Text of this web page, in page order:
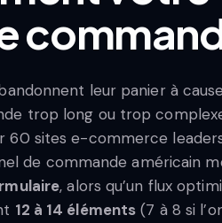
leur panier à
trop long ou trop
60 sites e-commerce
de commande américain
, alors qu’un flux
12 à 14 éléments (7 à 8 si